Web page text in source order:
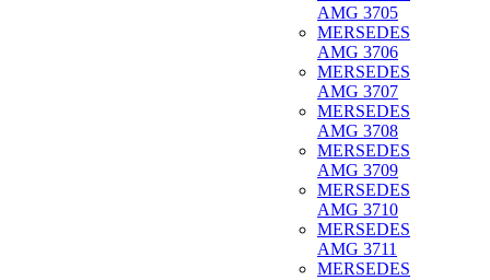
AMG 3705
MERSEDES
AMG 3706
MERSEDES
AMG 3707
MERSEDES
AMG 3708
MERSEDES
AMG 3709
MERSEDES
AMG 3710
MERSEDES
AMG 3711
MERSEDES